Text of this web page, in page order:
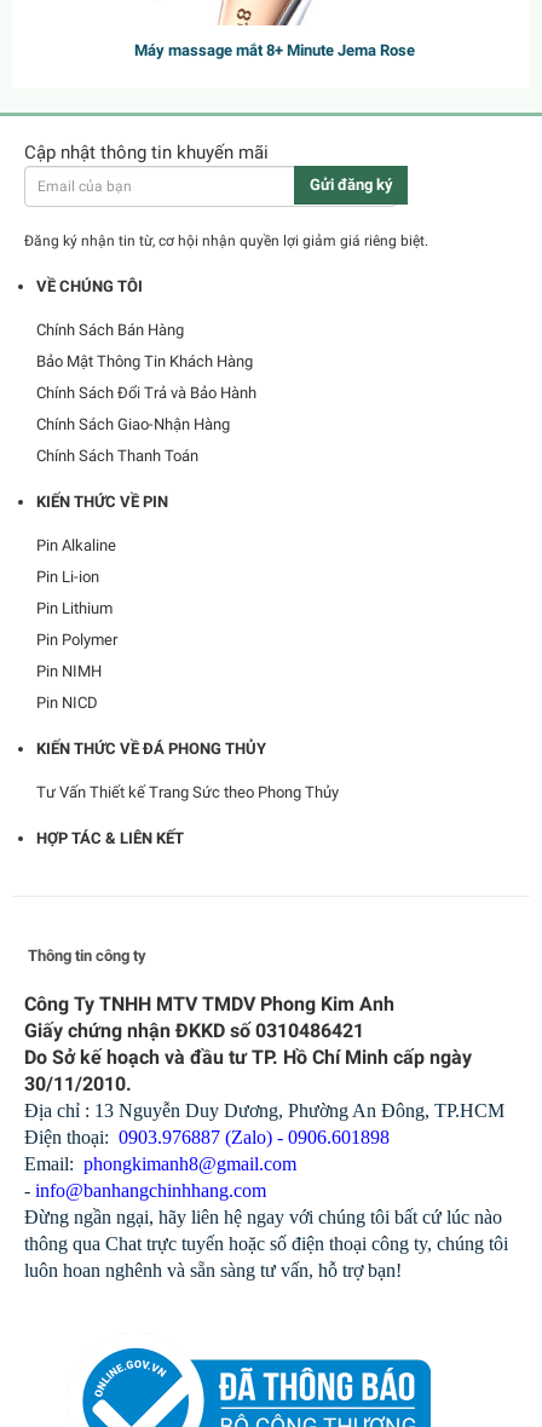
Máy massage mắt 8+ Minute Jema Rose
Xịt Thơm Toàn Thân Bath & Body Works Japanese Cherry Blossom
Casio Dây Da LTP-1314L-8AVDF
Đồng hồ Casio nữ dây da LTP-1303L-7BVDF
651.000₫ 1.086.000₫
Cập nhật thông tin khuyến mãi
Gửi đăng ký
Đăng ký nhận tin từ, cơ hội nhận quyền lợi giảm giá riêng biệt.
VỀ CHÚNG TÔI
Chính Sách Bán Hàng
Bảo Mật Thông Tin Khách Hàng
Chính Sách Đổi Trả và Bảo Hành
Chính Sách Giao-Nhận Hàng
Chính Sách Thanh Toán
KIẾN THỨC VỀ PIN
Pin Alkaline
Pin Li-ion
Pin Lithium
Pin Polymer
Pin NIMH
Pin NICD
KIẾN THỨC VỀ ĐÁ PHONG THỦY
Tư Vấn Thiết kế Trang Sức theo Phong Thủy
HỢP TÁC & LIÊN KẾT
Thông tin công ty
Công Ty TNHH MTV TMDV Phong Kim Anh
Giấy chứng nhận ĐKKD số 0310486421
Do Sở kế hoạch và đầu tư TP. Hồ Chí Minh cấp ngày
30/11/2010.
Địa chỉ : 13 Nguyễn Duy Dương, Phường An Đông, TP.HCM
Điện thoại: 0903.976887 (Zalo) - 0906.601898
Email: phongkimanh8@gmail.com
- info@banhangchinhhang.com
Đừng ngần ngại, hãy liên hệ ngay với chúng tôi bất cứ lúc nào
thông qua Chat trực tuyến hoặc số điện thoại công ty, chúng tôi
luôn hoan nghênh và sẵn sàng tư vấn, hỗ trợ bạn!